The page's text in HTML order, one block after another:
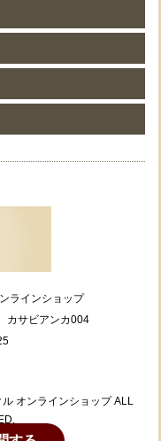
ラインショップ
カサビアンカ004
オンラインショップ ALL